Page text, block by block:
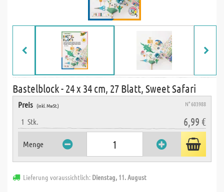
Bastelblock - 24 x 34 cm, 27 Blatt, Sweet Safari
Preis (inkl. MwSt.) N° 603988
1 Stk. 6,99 €
Menge
Lieferung voraussichtlich: Dienstag, 11. August